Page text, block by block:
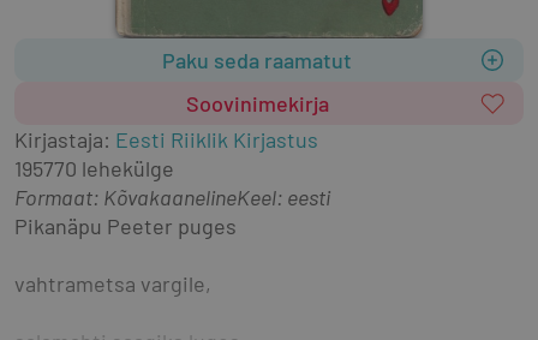
Paku seda raamatut
Soovinimekirja
Kirjastaja: Eesti Riiklik Kirjastus
195770 lehekülge
Formaat: KõvakaanelineKeel: eesti
Pikanäpu Peeter puges
vahtrametsa vargile,